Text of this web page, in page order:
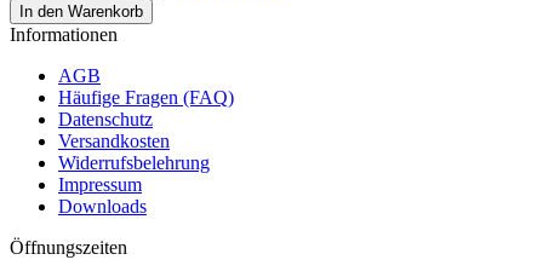
In den Warenkorb
Informationen
AGB
Häufige Fragen (FAQ)
Datenschutz
Versandkosten
Widerrufsbelehrung
Impressum
Downloads
Öffnungszeiten